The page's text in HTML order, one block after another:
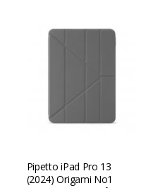
Pipetto iPad Pro 13
(2024) Origami No1